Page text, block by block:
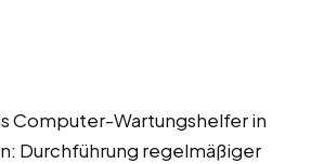
Computer-Wartungshelfer in
Durchführung regelmäßiger